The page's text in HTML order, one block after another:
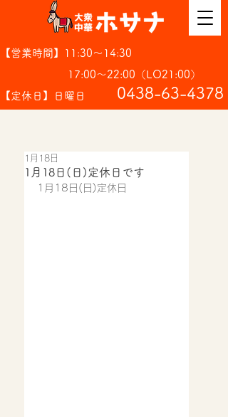
【営業時間】11:30～14:30
17:00～22:00（LO21:00）
【定休日】日曜日
​0438-63-4378
1月18日(日)定休日です
1月18日
1月18日(日)定休日